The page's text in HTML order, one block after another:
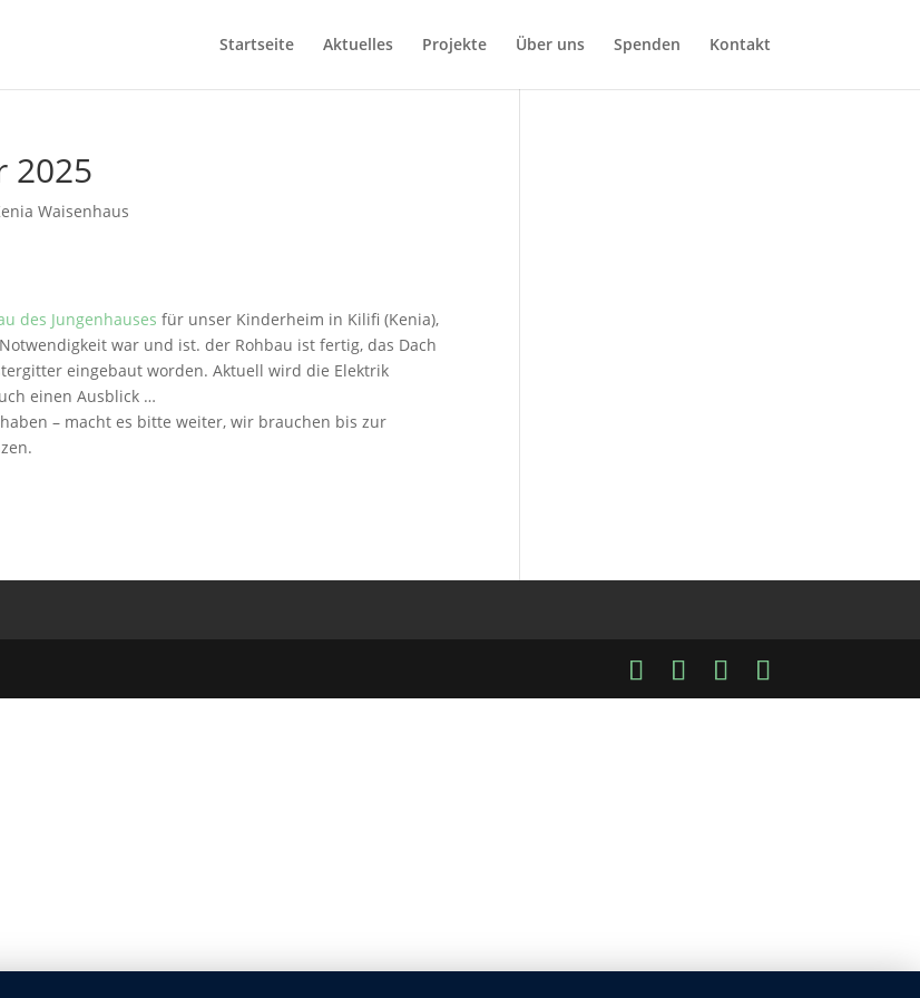
Startseite Aktuelles Projekte Über uns Spenden Kontakt
2025
Waisenhaus
des Jungenhauses für unser Kinderheim in Kilifi (Kenia),
war und ist. der Rohbau ist fertig, das Dach
eingebaut worden. Aktuell wird die Elektrik
einen Ausblick …
– macht es bitte weiter, wir brauchen bis zur